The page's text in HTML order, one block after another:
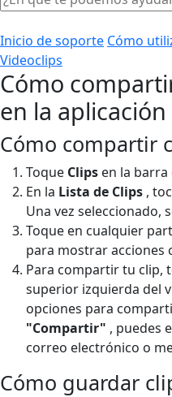
Inicio de soporte Cómo
Videoclips
Cómo
en la
Cómo compartir
Toque Clips en la
En la Lista de Clips ,
Una vez seleccionado,
Toque en cualquier
para mostrar acciones
Para compartir tu clip,
superior izquierda del
opciones para
"Compartir" , puedes
correo electrónico o
Cómo guardar